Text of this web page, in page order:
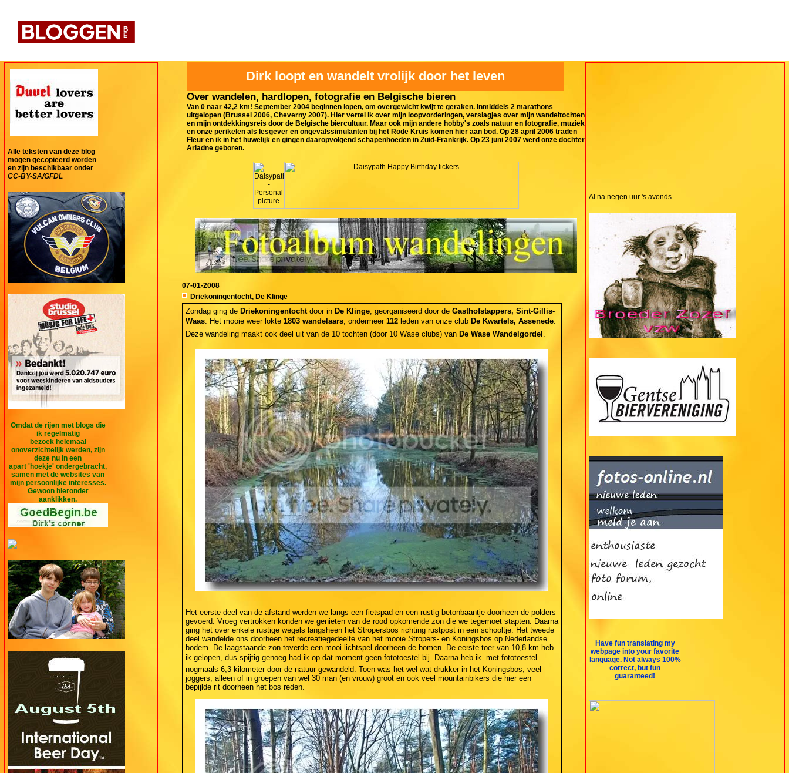
Alle teksten van deze blog
mogen gecopieerd worden
en zijn beschikbaar onder
CC-BY-SA/GFDL
Omdat de rijen met blogs die
ik regelmatig
bezoek helemaal
onoverzichtelijk werden, zijn
deze nu in een
apart 'hoekje' ondergebracht,
samen met de websites van
mijn persoonlijke interesses.
Gewoon hieronder
aanklikken.
Dirk loopt en wandelt vrolijk door het leven
Over wandelen, hardlopen, fotografie en Belgische bieren
Van 0 naar 42,2 km! September 2004 beginnen lopen, om overgewicht kwijt te geraken. Inmiddels 2 marathons
uitgelopen (Brussel 2006, Cheverny 2007). Hier vertel ik over mijn loopvorderingen, verslagjes over mijn wandeltochten
en mijn ontdekkingsreis door de Belgische biercultuur. Maar ook mijn andere hobby's zoals natuur en fotografie, muziek
en onze perikelen als lesgever en ongevalssimulanten bij het Rode Kruis komen hier aan bod. Op 28 april 2006 traden
Fleur en ik in het huwelijk en gingen daaropvolgend schapenhoeden in Zuid-Frankrijk. Op 23 juni 2007 werd onze dochter
Ariadne geboren.
07-01-2008
Driekoningentocht, De Klinge
Zondag ging de Driekoningentochtdoor in De Klinge, georganiseerd door de Gasthofstappers, Sint-Gillis-
Waas. Het mooie weer lokte 1803 wandelaars, ondermeer 112leden van onze club De Kwartels, Assenede.
Deze wandeling maakt ook deel uit van de 10 tochten (door 10 Wase clubs) van De Wase Wandelgordel
Het eerste deel van de afstand werden we langs een fietspad en een rustig betonbaantje doorheen de polders
gevoerd. Vroeg vertrokken konden we genieten van de rood opkomende zon die we tegemoet stapten. Daarna
ging het over enkele rustige wegels langsheen het Stropersbos richting rustpost in een schooltje. Het tweede
deel wandelde ons doorheen het recreatiegedeelte van het mooie Stropers- en Koningsbos op Nederlandse
bodem. De laagstaande zon toverde een mooi lichtspel doorheen de bomen. De eerste toer van 10,8 km heb
ik gelopen, dus spijtig genoeg had ik op dat moment geen fototoestel bij. Daarna heb ik  met fototoestel 
nogmaals 6,3 kilometer door de natuur gewandeld. Toen was het wel wat drukker in het Koningsbos, veel
joggers, alleen of in groepen van wel 30 man (en vrouw) groot en ook veel mountainbikers die hier een
bepijlde rit doorheen het bos reden.
Al na negen uur 's avonds...
Have fun translating my
webpage into your favorite
language. Not always 100%
correct, but fun
guaranteed!